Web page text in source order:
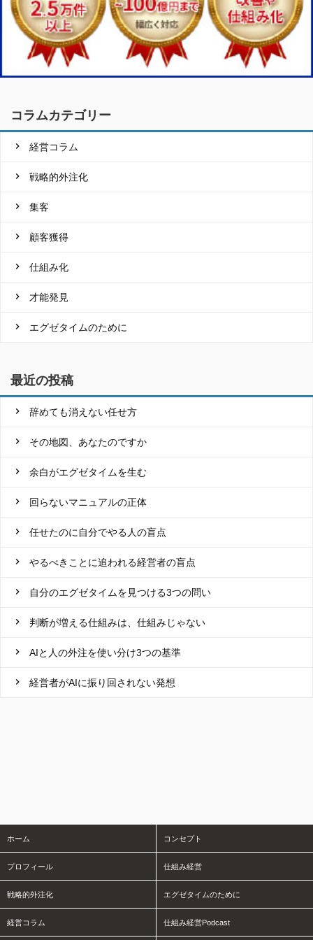
コラムカテゴリー
経営コラム
戦略的外注化
集客
顧客獲得
仕組み化
才能発見
エグゼタイムのために
最近の投稿
辞めても消えない任せ方
その地図、あなたのですか
余白がエグゼタイムを生む
回らないマニュアルの正体
任せたのに自分でやる人の盲点
やるべきことに追われる経営者の盲点
自分のエグゼタイムを見つける3つの問い
判断が増える仕組みは、仕組みじゃない
AIと人の外注を使い分け3つの基準
経営者がAIに振り回されない発想
ホーム コンセプト
プロフィール 仕組み経営
戦略的外注化 エグゼタイムのために
経営コラム 仕組み経営Podcast